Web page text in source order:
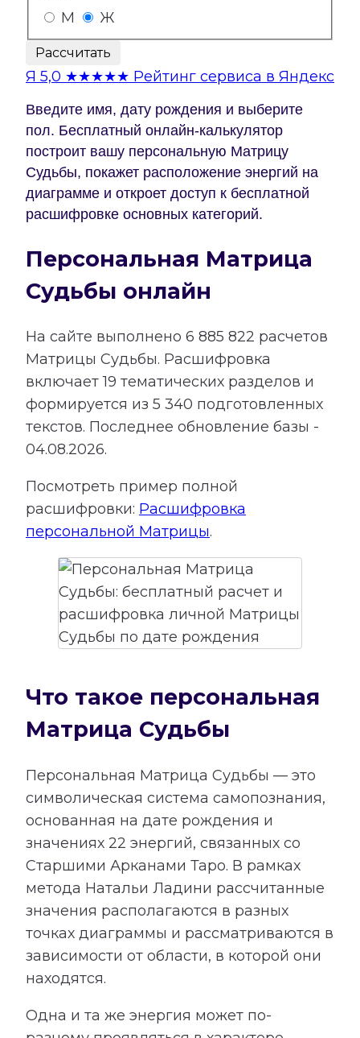
М
Ж
Рассчитать
Я 5,0 ★★★★★ Рейтинг сервиса в Яндекс
Введите имя, дату рождения и выберите
пол. Бесплатный онлайн-калькулятор
построит вашу персональную Матрицу
Судьбы, покажет расположение энергий на
диаграмме и откроет доступ к бесплатной
расшифровке основных категорий.
Персональная Матрица
Судьбы онлайн
На сайте выполнено 6 885 822 расчетов
Матрицы Судьбы. Расшифровка
включает19 тематических разделов и
формируется из 5 340 подготовленных
текстов. Последнее обновление базы -
04.08.2026.
Посмотреть пример полной
расшифровки: Расшифровка
персональной Матрицы.
Что такое персональная
Матрица Судьбы
Персональная Матрица Судьбы — это
символическая система самопознания,
основанная на дате рождения и
значениях 22 энергий, связанных со
Старшими Арканами Таро. В рамках
метода Натальи Ладини рассчитанные
значения располагаются в разных
точках диаграммы и рассматриваются в
зависимости от области, в которой они
находятся.
Одна и та же энергия может по-